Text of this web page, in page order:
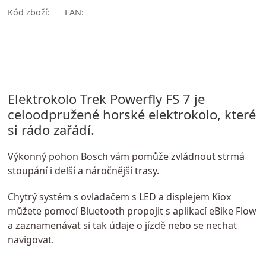
Kód zboží: EAN:
Elektrokolo Trek Powerfly FS 7 je
celoodpružené horské elektrokolo, které
si rádo zařádí.
Výkonný pohon Bosch vám pomůže zvládnout strmá
stoupání i delší a náročnější trasy.
Chytrý systém s ovladačem s LED a displejem Kiox
můžete pomocí Bluetooth propojit s aplikací eBike Flow
a zaznamenávat si tak údaje o jízdě nebo se nechat
navigovat.